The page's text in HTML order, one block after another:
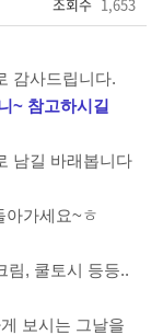
감사드립니다.
~ 참고하시길
남길 바래봅니다
아가세요~ㅎ
림, 쿨토시 등등..
보시는 그날을